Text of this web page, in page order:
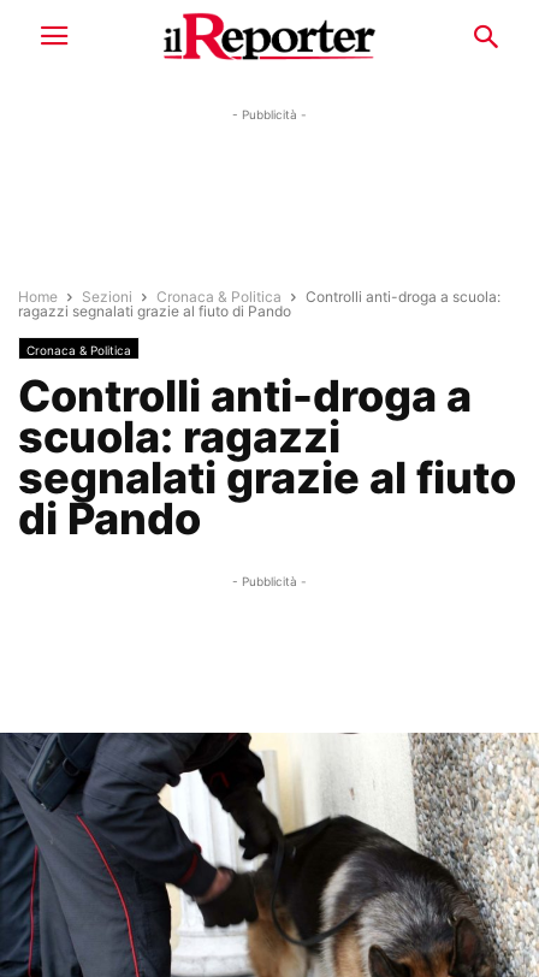
- Pubblicità -
Home Sezioni Cronaca & Politica
Controlli anti-droga a scuola:
ragazzi segnalati grazie al fiuto di Pando
Cronaca & Politica
Controlli anti-droga a
scuola: ragazzi
segnalati grazie al fiuto
di Pando
- Pubblicità -